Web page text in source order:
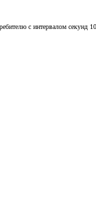
с интервалом секунд